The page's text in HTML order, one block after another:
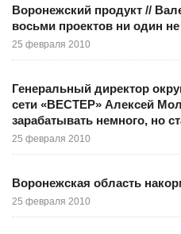
Воронежский продукт //
восьми проектов ни один
25 февраля 2010
Генеральный директор
сети «ВЕСТЕР» Алексей
зарабатывать немного, но
25 февраля 2010
Воронежская область
25 февраля 2010